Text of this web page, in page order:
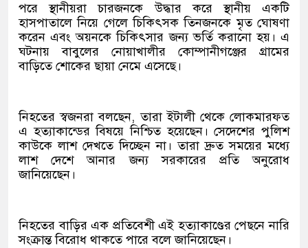
পরে স্থানীয়রা চারজনকে উদ্ধার করে স্থানীয় একটি
হাসপাতালে নিয়ে গেলে চিকিৎসক তিনজনকে মৃত ঘোষণা
করেন এবং অয়নকে চিকিৎসার জন্য ভর্তি করানো হয়। এ
ঘটনায় বাবুলের নোয়াখালীর কোম্পানীগঞ্জের গ্রামের
বাড়িতে শোকের ছায়া নেমে এসেছে।
নিহতের স্বজনরা বলছেন, তারা ইটালী থেকে লোকমারফত
এ হত্যাকান্ডের বিষয়ে নিশ্চিত হয়েছেন। সেদেশের পুলিশ
কাউকে লাশ দেখতে দিচ্ছেন না। তারা দ্রুত সময়ের মধ্যে
লাশ দেশে আনার জন্য সরকারের প্রতি অনুরোধ
জানিয়েছেন।
নিহতের বাড়ির এক প্রতিবেশী এই হত্যাকাণ্ডের পেছনে নারি
সংক্রান্ত বিরোধ থাকতে পারে বলে জানিয়েছেন।